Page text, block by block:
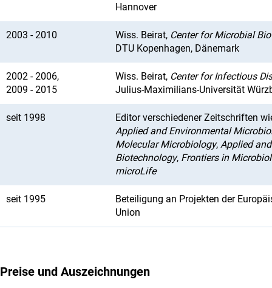
Hannover
2003 - 2010 Wiss. Beirat, Center for Microbial
DTU Kopenhagen, Dänemark
2002 - 2006,
2009 - 2015
Wiss. Beirat, Center for Infectious
Julius-Maximilians-Universität
seit 1998
Editor verschiedener Zeitschriften
Applied and Environmental
Molecular Microbiology, Applied
Biotechnology, Frontiers in
microLife
seit 1995
Beteiligung an Projekten der
Union
Preise und Auszeichnungen